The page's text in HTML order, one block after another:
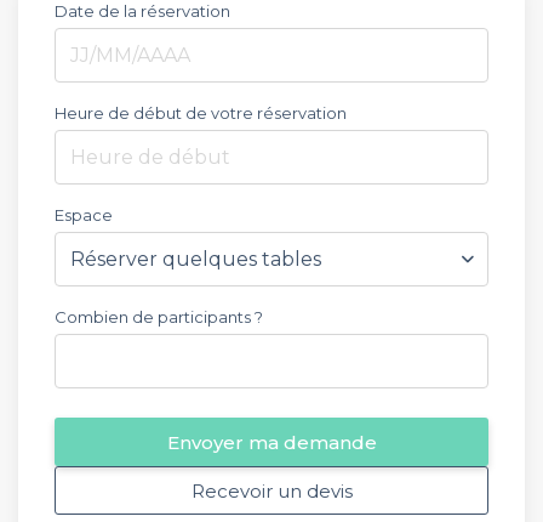
Date de la réservation
Heure de début de votre réservation
Heure de début
Espace
Combien de participants ?
Envoyer ma demande
Recevoir un devis